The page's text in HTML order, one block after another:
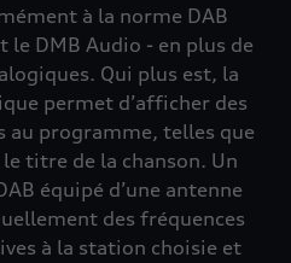
à la norme DAB
le DMB Audio - en plus de
Qui plus est, la
permet d’afficher des
au programme, telles que
titre de la chanson. Un
équipé d’une antenne
des fréquences
à la station choisie et